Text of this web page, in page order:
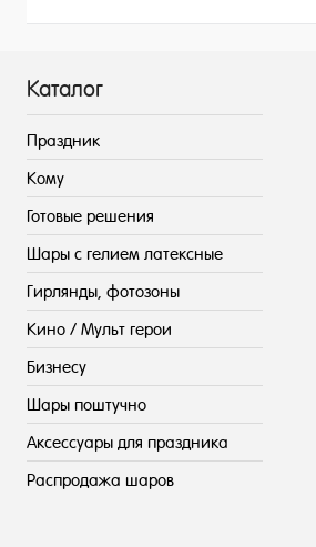
Каталог
Праздник
Кому
Готовые решения
Шары с гелием латексные
Гирлянды, фотозоны
Кино / Мульт герои
Бизнесу
Шары поштучно
Аксессуары для праздника
Распродажа шаров